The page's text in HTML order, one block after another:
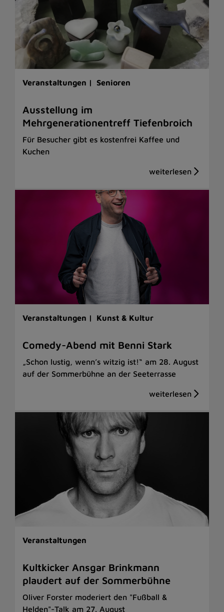
Veranstaltungen | Senioren
Ausstellung im
Mehrgenerationentreff Tiefenbroich
Für Besucher gibt es kostenfrei Kaffee und
Kuchen
Veranstaltungen | Kunst & Kultur
Comedy-Abend mit Benni Stark
„Schon lustig, wenn’s witzig ist!“ am 28. August
auf der Sommerbühne an der Seeterrasse
Veranstaltungen
Kultkicker Ansgar Brinkmann
plaudert auf der Sommerbühne
Oliver Forster moderiert den "Fußball &
Helden"-Talk am 27. August